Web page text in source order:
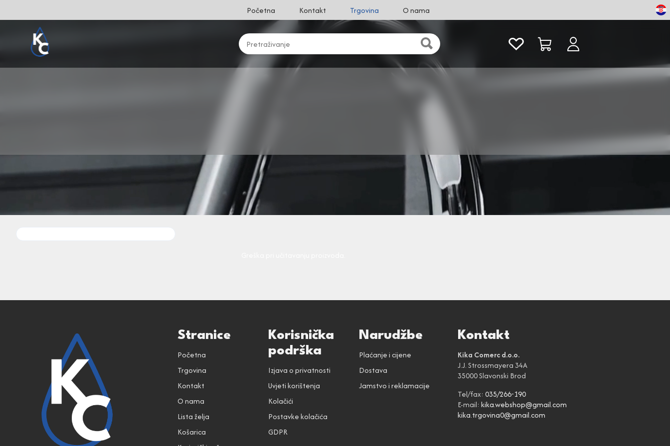
Početna Kontakt Trgovina O nama
Stranice
Početna
Trgovina
Kontakt
O nama
Lista želja
Košarica
Korisnička
podrška
Izjava o privatnosti
Uvjeti korištenja
Kolačići
Postavke kolačića
GDPR
Narudžbe
Plaćanje i cijene
Dostava
Jamstvo i reklamacije
Kontakt
Kika Comerc d.o.o.
J.J. Strossmayera 34A
35000 Slavonski Brod
Tel/fax: 035/266-190
E-mail: kika.webshop@gmail.com
kika.trgovina0@gmail.com